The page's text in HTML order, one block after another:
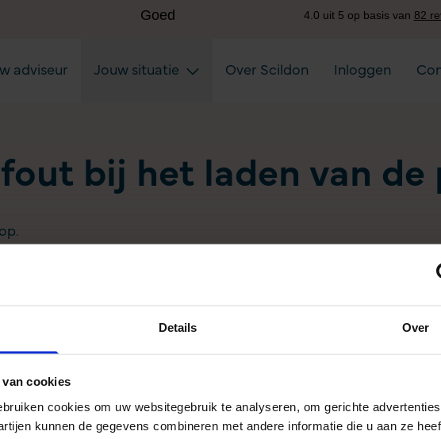
Details Over
cookies
cookies om uw websitegebruik te analyseren, om gerichte
kunnen de gegevens combineren met andere informatie die u aan ze
adviseur Jouw situatie Over Scildon Inloggen
bij het laden van de
Polis
Direct Ingaand Pensioen
Scildon
Je situatie